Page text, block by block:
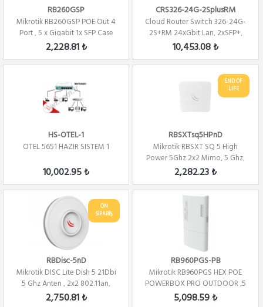
RB260GSP
Mikrotik RB260GSP POE Out 4
Port , 5 x Gigabit 1x SFP Case
SwOS ...
2,228.81 ₺
CRS326-24G-2SplusRM
Cloud Router Switch 326-24G-
2S+RM 24xGbit Lan, 2xSFP+,
LCD ,L5 ...
10,453.08 ₺
HS-OTEL-1
OTEL 5651 HAZIR SISTEM 1
10,002.95 ₺
END OF
LIFE
RBSXTsq5HPnD
Mikrotik RBSXT SQ 5 High
Power 5Ghz 2x2 Mimo, 5 Ghz,
16Dbi Level 4
2,282.23 ₺
ÖN
SİPARİŞ
RBDisc-5nD
Mikrotik DISC Lite Dish 5 21Dbi
5 Ghz Anten , 2x2 802.11an,
Wifi...
2,750.81 ₺
RB960PGS-PB
Mikrotik RB960PGS HEX POE
POWERBOX PRO OUTDOOR ,5
PORT 10/100/100...
5,098.59 ₺